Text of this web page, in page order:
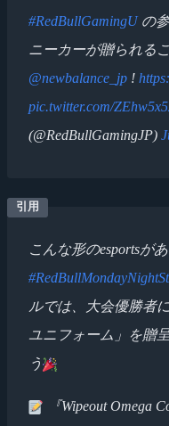
#RedBullGamingUの
ニーカーが贈られる
@newbalance_jp !
pic.twitter.com/
(@RedBullGamingJP)
こんな形のesportsが
ルでは、大会優勝者
ユニフォーム」を贈
う
『Wipeout Omega